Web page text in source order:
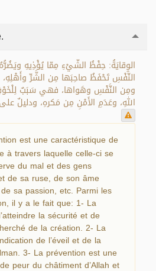
الوِقايَةُ: حِفْظُ الشّيْءِ مِمّا يُؤْذِيهِ
النَّفْسِ تَحْفَظُ صاحِبَها مِن الشَّرِّ
ومِن النَّفْسِ وهَواها، فهي سَبَبٌ
اللهِ، وعَدَمِ الأَمْنِ مِن مَكرهِ، ودليلٌ
est une caractéristique de
à travers laquelle celle-ci se
du mal et des gens
de sa ruse, de son âme
sa passion, etc. Parmi les
il y a le fait que: 1- La
la sécurité et de
de la création. 2- La
de l’éveil et de la
3- La prévention est une
peur du châtiment d’Allah et